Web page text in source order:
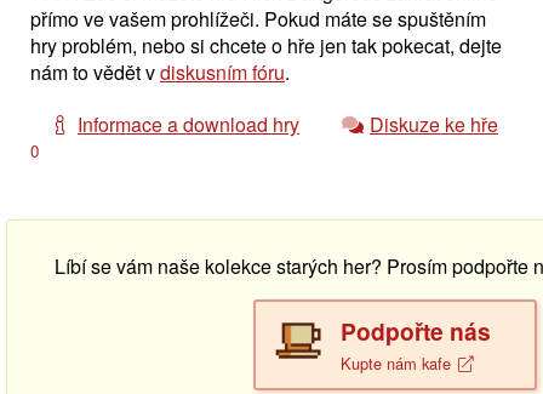
přímo ve vašem prohlížeči. Pokud máte se spuštěním
hry problém, nebo si chcete o hře jen tak pokecat, dejte
nám to vědět vdiskusním fóru.
Informace a download hry
Diskuze ke hře
0
Líbí se vám naše kolekce starých her? Prosím podpořte
Podpořte nás
Kupte nám kafe